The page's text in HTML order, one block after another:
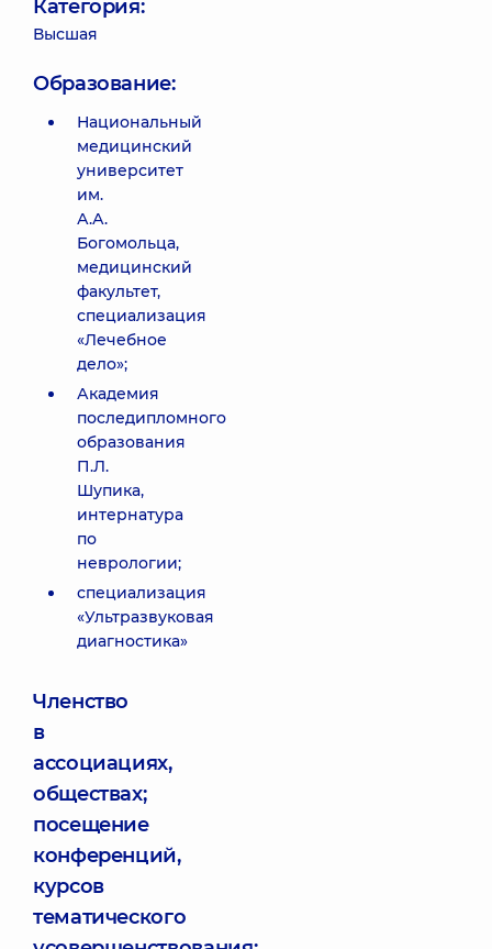
Категория:
Высшая
Образование:
Национальный
медицинский
университет
им.
А.А.
Богомольца,
медицинский
факультет,
специализация
«Лечебное
дело»;
Академия
последипломного
образования
П.Л.
Шупика,
интернатура
по
неврологии;
специализация
«Ультразвуковая
диагностика»
Членство
в
ассоциациях,
обществах;
посещение
конференций,
курсов
тематического